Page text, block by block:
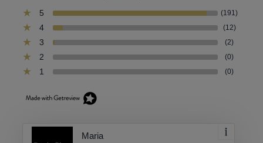
5
(191)
4 (12)
3 (2)
2 (0)
1 (0)
Maria